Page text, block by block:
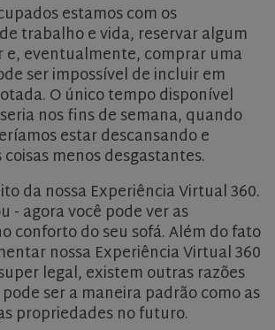
estamos com os
trabalho e vida, reservar algum
e, eventualmente, comprar uma
ser impossível de incluir em
O único tempo disponível
nos fins de semana, quando
estar descansando e
menos desgastantes.
da nossa Experiência Virtual 360.
- agora você pode ver as
conforto do seu sofá. Além do fato
nossa Experiência Virtual 360
legal, existem outras razões
ser a maneira padrão como as
propriedades no futuro.